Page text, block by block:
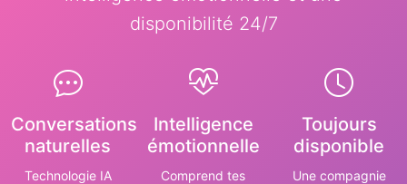
disponibilité 24/7
Conversations
naturelles
Technologie IA
Intelligence
émotionnelle
Comprend tes
Toujours
disponible
Une compagnie